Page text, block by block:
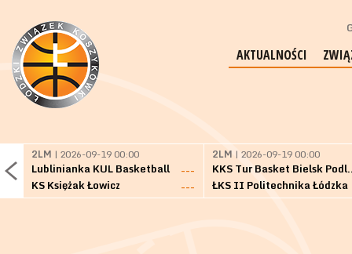
AKTUALNOŚCI
2LM | 2026-09-19 00:00
Lublinianka KUL Basketball
---
KS Księżak Łowicz
---
2LM | 2026-09-19 00:00
KKS Tur
ŁKS II Politechnika Łódzka